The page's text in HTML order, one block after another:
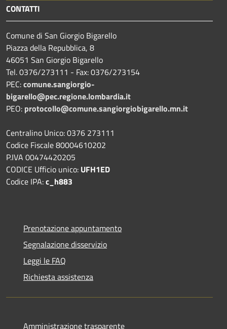
CONTATTI
Comune di San Giorgio Bigarello
Piazza della Repubblica, 8
46051 San Giorgio Bigarello
Tel. 0376/273111 - Fax: 0376/273154
PEC:comune.sangiorgio-
bigarello@pec.regione.lombardia.it
PEO: protocollo@comune.sangiorgiobigarello.mn.it
Centralino Unico: 0376 273111
Codice Fiscale 80004610202
P.IVA 00474420205
CODICE Ufficio unico: UFH1ED
Codice IPA:c_h883
Prenotazione appuntamento
Segnalazione disservizio
Leggi le FAQ
Richiesta assistenza
Amministrazione trasparente